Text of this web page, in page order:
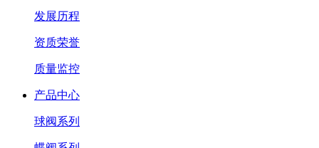
发展历程
资质荣誉
质量监控
产品中心
球阀系列